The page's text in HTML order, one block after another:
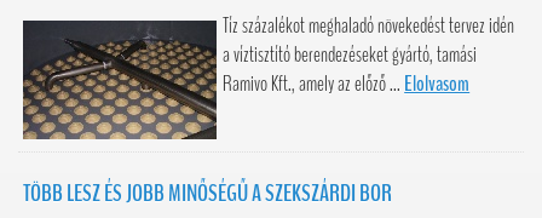
Tíz százalékot meghaladó növekedést tervez idén
a víztisztító berendezéseket gyártó, tamási
Ramivo Kft., amely az előző ... Elolvasom
TÖBB LESZ ÉS JOBB MINŐSÉGŰ A SZEKSZÁRDI BOR